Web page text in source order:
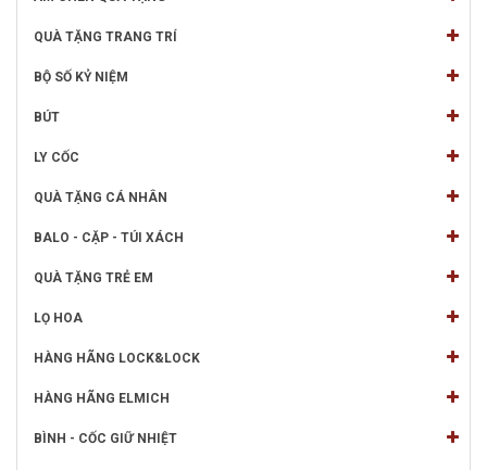
QUÀ TẶNG TRANG TRÍ
BỘ SỐ KỶ NIỆM
BÚT
LY CỐC
QUÀ TẶNG CÁ NHÂN
BALO - CẶP - TÚI XÁCH
QUÀ TẶNG TRẺ EM
LỌ HOA
HÀNG HÃNG LOCK&LOCK
HÀNG HÃNG ELMICH
BÌNH - CỐC GIỮ NHIỆT